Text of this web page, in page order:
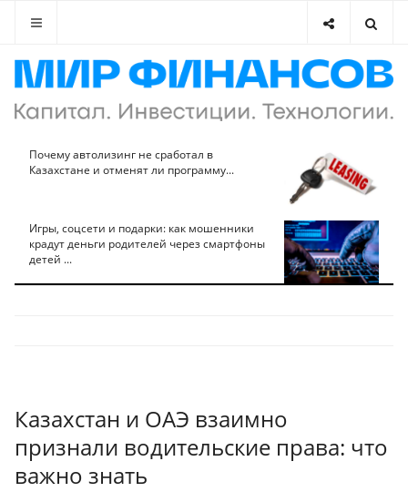
Почему автолизинг не сработал в
Казахстане и отменят ли программу...
Игры, соцсети и подарки: как мошенники
крадут деньги родителей через смартфоны
детей ...
Казахстан и ОАЭ взаимно
признали водительские права: что
важно знать